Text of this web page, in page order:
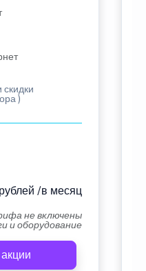
)
рублей /в месяц
не включены
и оборудование